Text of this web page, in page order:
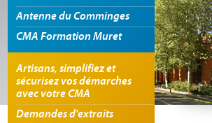
Antenne du Comminges
CMA Formation Muret
Artisans, simplifiez et
sécurisez vos démarches
avec votre CMA
Demandes d'extraits